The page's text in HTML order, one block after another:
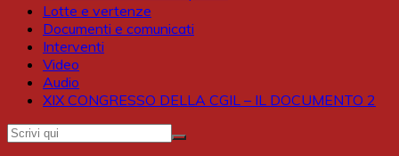
Lotte e vertenze
Documenti e comunicati
Interventi
Video
Audio
XIX CONGRESSO DELLA CGIL – IL DOCUMENTO 2